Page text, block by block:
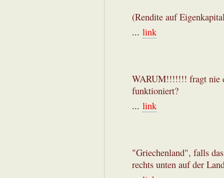
(Rendite auf
... link
WARUM!!!!!!! fragt nie
funktioniert?
... link
"Griechenland", falls
rechts unten auf der